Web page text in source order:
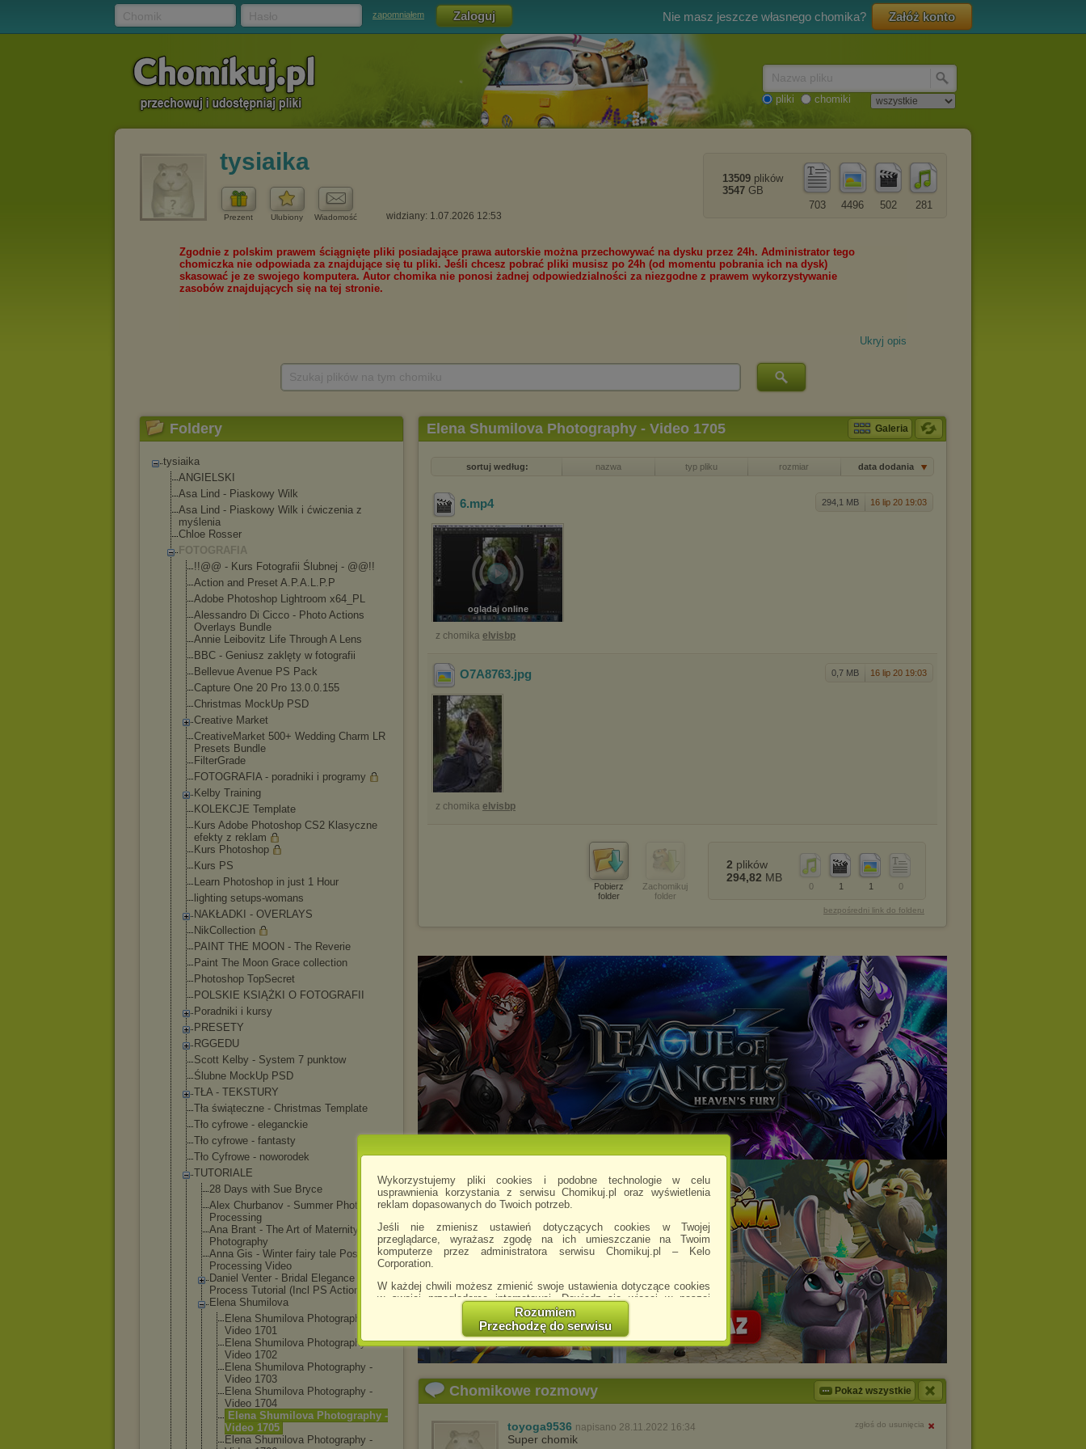
Wykorzystujemy pliki cookies i podobne technologie w celu
usprawnienia korzystania z serwisu Chomikuj.pl oraz wyświetlenia
reklam dopasowanych do Twoich potrzeb.
Jeśli nie zmienisz ustawień dotyczących cookies w Twojej
przeglądarce, wyrażasz zgodę na ich umieszczanie na Twoim
komputerze przez administratora serwisu Chomikuj.pl – Kelo
Corporation.
W każdej chwili możesz zmienić swoje ustawienia dotyczące cookies
w swojej przeglądarce internetowej. Dowiedz się więcej w naszej
http://chomikuj.pl/PolitykaPrywatnosci.aspx
Jednocześnie informujemy że zmiana ustawień przeglądarki może
spowodować ograniczenie korzystania ze strony Chomikuj.pl.
prosimy o opuszczenie serwisu chomikuj.pl.
Wykorzystanie plików cookiesprzezZaufanych Partnerów
(dostosowanie reklam do Twoich potrzeb, analiza skuteczności działań
marketingowych).
Rozumiem
Przechodzę do serwisu
zapomniałem Nie masz jeszcze własnego chomika? Załóż konto
pliki chomiki
tysiaika
Prezent Ulubiony Wiadomość widziany: 1.07.2026 12:53
281
502
4496
703
13509 plików
3547 GB
Ukryj opis
Foldery
tysiaika
ANGIELSKI
Asa Lind - Piaskowy Wilk
Asa Lind - Piaskowy Wilk i ćwiczenia z
myślenia
Chloe Rosser
FOTOGRAFIA
!!@@ - Kurs Fotografii Ślubnej - @@!!
Action and Preset A.P.A.L.P.P
Adobe Photoshop Lightroom x64_PL
Alessandro Di Cicco - Photo Actions
Overlays Bundle
Annie Leibovitz Life Through A Lens
BBC - Geniusz zaklęty w fotografii
Bellevue Avenue PS Pack
Capture One 20 Pro 13.0.0.155
Christmas MockUp PSD
Creative Market
CreativeMarket 500+ Wedding Charm LR
Presets Bundle
FilterGrade
FOTOGRAFIA - poradniki i programy
Kelby Training
KOLEKCJE Template
Kurs Adobe Photoshop CS2 Klasyczne
efekty z reklam
Kurs Photoshop
Kurs PS
Learn Photoshop in just 1 Hour
lighting setups-womans
NAKŁADKI - OVERLAYS
NikCollection
PAINT THE MOON - The Reverie
Paint The Moon Grace collection
Photoshop TopSecret
POLSKIE KSIĄŻKI O FOTOGRAFII
Poradniki i kursy
PRESETY
RGGEDU
Scott Kelby - System 7 punktow
Ślubne MockUp PSD
TŁA - TEKSTURY
Tła świąteczne - Christmas Template
Tło cyfrowe - eleganckie
Tło cyfrowe - fantasty
Tło Cyfrowe - noworodek
TUTORIALE
28 Days with Sue Bryce
Alex Churbanov - Summer Photo
Processing
Ana Brant - The Art of Maternity
Photography
Anna Gis - Winter fairy tale Post
Processing Video
Daniel Venter - Bridal Elegance Post
Process Tutorial (Incl PS Actions)
Elena Shumilova
Elena Shumilova Photography -
Video 1701
Elena Shumilova Photography -
Video 1702
Elena Shumilova Photography -
Video 1703
Elena Shumilova Photography -
Video 1704
Elena Shumilova Photography -
Video 1705
Elena Shumilova Photography -
Elena Shumilova Photography - Video 1705 Galeria
sortuj według: nazwa typ pliku rozmiar data dodania
294,1 MB 16 lip 20 19:03
6.mp4
oglądaj online
z chomika elvisbp
0,7 MB 16 lip 20 19:03
O7A8763.jpg
z chomika elvisbp
Pobierz
folder
Zachomikuj
folder
0
1
1
0
2 plików
294,82 MB
bezpośredni link do folderu
Chomikowe rozmowy Pokaż wszystkie
toyoga9536 napisano 28.11.2022 16:34 zgłoś do usunięcia
Super chomik